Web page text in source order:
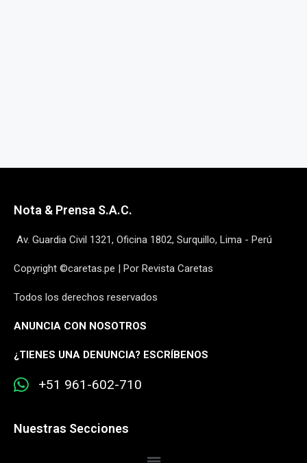
Nota & Prensa S.A.C.
Av. Guardia Civil 1321, Oficina 1802, Surquillo, Lima - Perú
Copyright ©caretas.pe | Por Revista Caretas
Todos los derechos reservados
ANUNCIA CON NOSOTROS
¿TIENES UNA DENUNCIA? ESCRÍBENOS
+51 961-602-710
Nuestras Secciones